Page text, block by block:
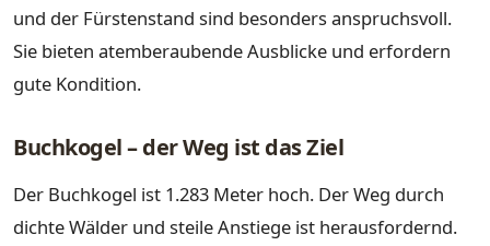
und der Fürstenstand sind besonders anspruchsvoll.
Sie bieten atemberaubende Ausblicke und erfordern
gute Kondition.
Buchkogel – der Weg ist das Ziel
Der Buchkogel ist 1.283 Meter hoch. Der Weg durch
dichte Wälder und steile Anstiege ist herausfordernd.